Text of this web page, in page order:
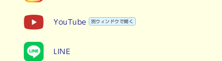
YouTube 別ウィンドウで開く
LINE